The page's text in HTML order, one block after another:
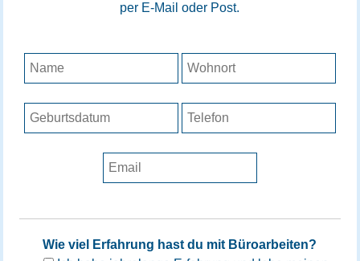
per E-Mail oder Post.
Wie viel Erfahrung hast du mit Büroarbeiten?